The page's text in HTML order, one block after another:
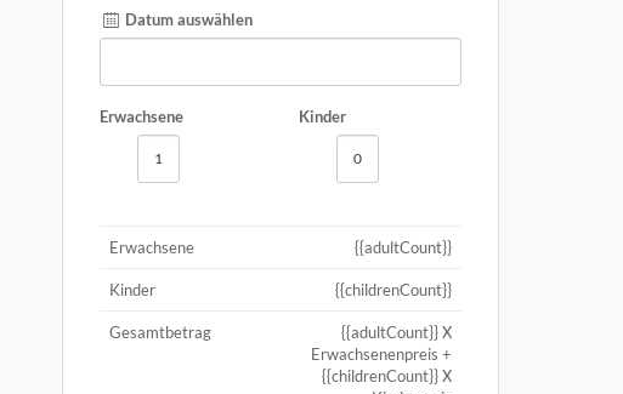
Datum auswählen
Erwachsene Kinder
Erwachsene {{adultCount}}
Kinder {{childrenCount}}
Gesamtbetrag
{{adultCount}} X
Erwachsenenpreis +
{{childrenCount}} X